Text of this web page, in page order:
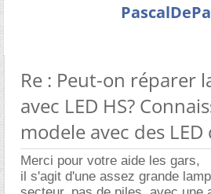
Re : Peut-on réparer
avec LED HS?
modele avec des
Merci pour votre aide les gars,
il s'agit d'une assez grande